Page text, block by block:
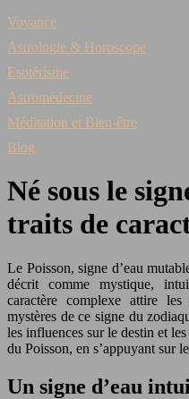
Voyance
Astrologie & Horoscope
Esotérisme
Astromédecine
Méditation et Bien-être
Blog
Né sous le
traits de
Le Poisson, signe d’eau
décrit comme mystique,
caractère complexe attire
mystères de ce signe du
les influences sur le destin et
du Poisson, en s’appuyant sur
Un signe d’eau